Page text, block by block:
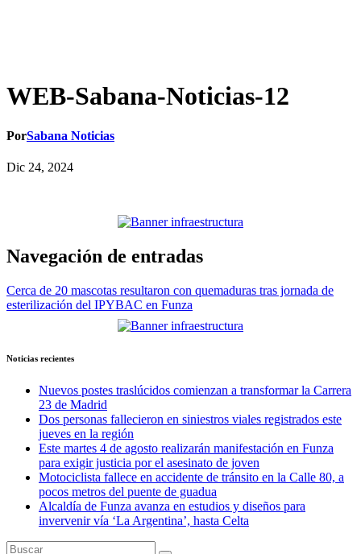
WEB-Sabana-Noticias-12
PorSabana Noticias
Dic 24, 2024
Navegación de entradas
Cerca de 20 mascotas resultaron con quemaduras tras jornada de
esterilización del IPYBAC en Funza
Noticias recientes
Nuevos postes traslúcidos comienzan a transformar la Carrera
23 de Madrid
Dos personas fallecieron en siniestros viales registrados este
jueves en la región
Este martes 4 de agosto realizarán manifestación en Funza
para exigir justicia por el asesinato de joven
Motociclista fallece en accidente de tránsito en la Calle 80, a
pocos metros del puente de guadua
Alcaldía de Funza avanza en estudios y diseños para
invervenir vía ‘La Argentina’, hasta Celta